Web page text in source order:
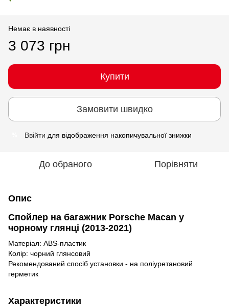
Немає в наявності
3 073 грн
Купити
Замовити швидко
Ввійти для відображення накопичувальної знижки
До обраного Порівняти
Опис
Спойлер на багажник Porsche Macan у
чорному глянці (2013-2021)
Матеріал: ABS-пластик
Колір: чорний глянсовий
Рекомендований спосіб установки - на поліуретановий
герметик
Характеристики